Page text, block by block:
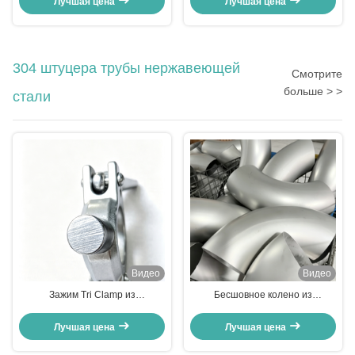
304 штуцера трубы нержавеющей
стали
Смотрите
больше > >
Видео
Зажим Tri Clamp из
Лучшая цена
Видео
Бесшовное колено из
диаметра с длинным радиусом
Лучшая цена